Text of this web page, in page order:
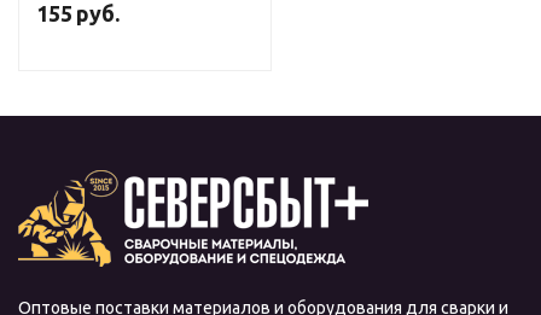
155 руб.
Оптовые поставки материалов и оборудования для сварки и